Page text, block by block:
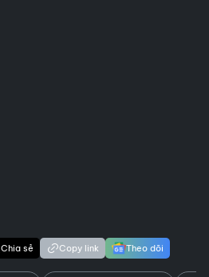
Chia sẻ Copy link Theo dõi